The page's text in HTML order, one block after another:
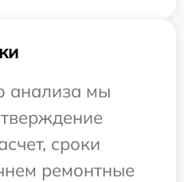
анализа мы
сроки
ремонтные